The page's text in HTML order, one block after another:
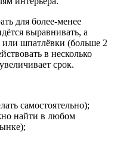
для более-менее
выравнивать, а
шпатлёвки (больше 2
в несколько
срок.
самостоятельно);
найти в любом